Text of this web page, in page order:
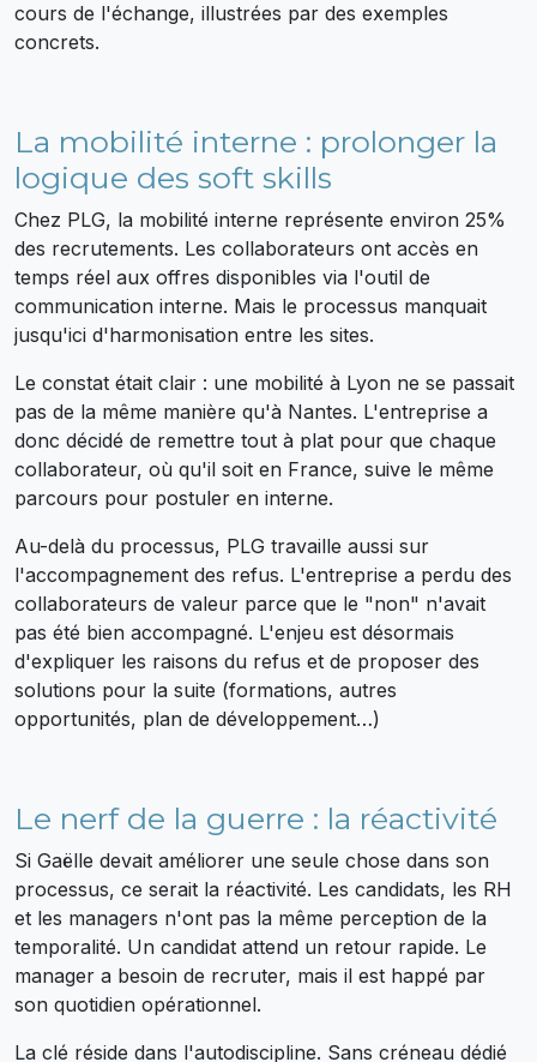
cours de l'échange, illustrées par des exemples
concrets.
La mobilité interne : prolonger la
logique des soft skills
Chez PLG, la mobilité interne représente environ 25%
des recrutements. Les collaborateurs ont accès en
temps réel aux offres disponibles via l'outil de
communication interne. Mais le processus manquait
jusqu'ici d'harmonisation entre les sites.
Le constat était clair : une mobilité à Lyon ne se passait
pas de la même manière qu'à Nantes. L'entreprise a
donc décidé de remettre tout à plat pour que chaque
collaborateur, où qu'il soit en France, suive le même
parcours pour postuler en interne.
Au-delà du processus, PLG travaille aussi sur
l'accompagnement des refus. L'entreprise a perdu des
collaborateurs de valeur parce que le "non" n'avait
pas été bien accompagné. L'enjeu est désormais
d'expliquer les raisons du refus et de proposer des
solutions pour la suite (formations, autres
opportunités, plan de développement…)
Le nerf de la guerre : la réactivité
Si Gaëlle devait améliorer une seule chose dans son
processus, ce serait la réactivité. Les candidats, les RH
et les managers n'ont pas la même perception de la
temporalité. Un candidat attend un retour rapide. Le
manager a besoin de recruter, mais il est happé par
son quotidien opérationnel.
La clé réside dans l'autodiscipline. Sans créneau dédié